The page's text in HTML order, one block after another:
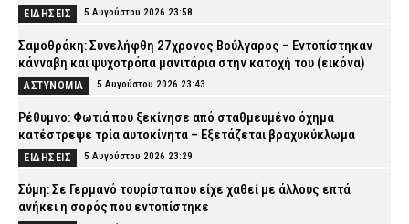
ΕΙΔΗΣΕΙΣ 5 Αυγούστου 2026 23:58
Σαμοθράκη: Συνελήφθη 27χρονος Βούλγαρος – Εντοπίστηκαν
κάνναβη και ψυχοτρόπα μανιτάρια στην κατοχή του (εικόνα)
ΑΣΤΥΝΟΜΙΑ 5 Αυγούστου 2026 23:43
Ρέθυμνο: Φωτιά που ξεκίνησε από σταθμευμένο όχημα
κατέστρεψε τρία αυτοκίνητα – Εξετάζεται βραχυκύκλωμα
ΕΙΔΗΣΕΙΣ 5 Αυγούστου 2026 23:29
Σύμη: Σε Γερμανό τουρίστα που είχε χαθεί με άλλους επτά
ανήκει η σορός που εντοπίστηκε